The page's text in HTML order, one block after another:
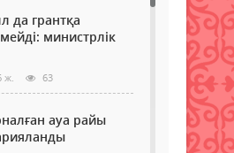
да грантқа
министрлік
ж. 63
ауа райы